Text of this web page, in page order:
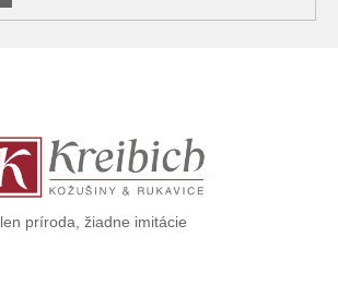
len príroda, žiadne imitácie